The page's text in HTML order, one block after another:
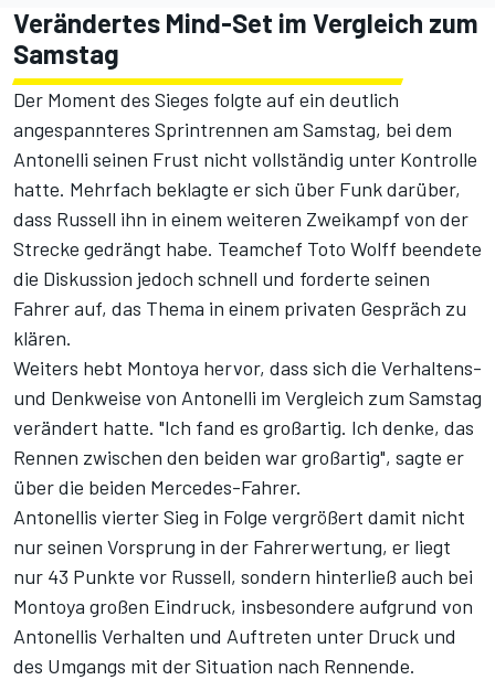
Verändertes Mind-Set im Vergleich zum
Samstag
Der Moment des Sieges folgte auf ein deutlich
angespannteres Sprintrennen am Samstag, bei dem
Antonelli seinen Frust nicht vollständig unter Kontrolle
hatte. Mehrfach beklagte er sich über Funk darüber,
dass Russell ihn in einem weiteren Zweikampf von der
Strecke gedrängt habe. Teamchef Toto Wolff beendete
die Diskussion jedoch schnell und forderte seinen
Fahrer auf, das Thema in einem privaten Gespräch zu
klären.
Weiters hebt Montoya hervor, dass sich die Verhaltens-
und Denkweise von Antonelli im Vergleich zum Samstag
verändert hatte. "Ich fand es großartig. Ich denke, das
Rennen zwischen den beiden war großartig", sagte er
über die beiden Mercedes-Fahrer.
Antonellis vierter Sieg in Folge vergrößert damit nicht
nur seinen Vorsprung in der Fahrerwertung, er liegt
nur 43 Punkte vor Russell, sondern hinterließ auch bei
Montoya großen Eindruck, insbesondere aufgrund von
Antonellis Verhalten und Auftreten unter Druck und
des Umgangs mit der Situation nach Rennende.